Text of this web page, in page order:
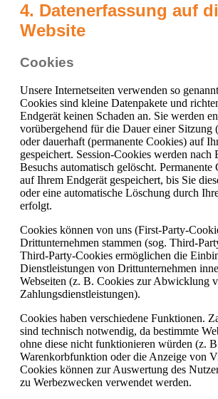
4. Datenerfassung auf
Website
Cookies
Unsere Internetseiten verwenden so
Cookies sind kleine Datenpakete und
Endgerät keinen Schaden an. Sie werden
vorübergehend für die Dauer einer Sitzung
oder dauerhaft (permanente Cookies) auf
gespeichert. Session-Cookies werden nach
Besuchs automatisch gelöscht. Permanente
auf Ihrem Endgerät gespeichert, bis Sie
oder eine automatische Löschung durch
erfolgt.
Cookies können von uns (First-Party-
Drittunternehmen stammen (sog. Third-
Third-Party-Cookies ermöglichen die
Dienstleistungen von Drittunternehmen
Webseiten (z. B. Cookies zur Abwicklung
Zahlungsdienstleistungen).
Cookies haben verschiedene Funktionen.
sind technisch notwendig, da bestimmte
ohne diese nicht funktionieren würden (z.
Warenkorbfunktion oder die Anzeige von
Cookies können zur Auswertung des
zu Werbezwecken verwendet werden.